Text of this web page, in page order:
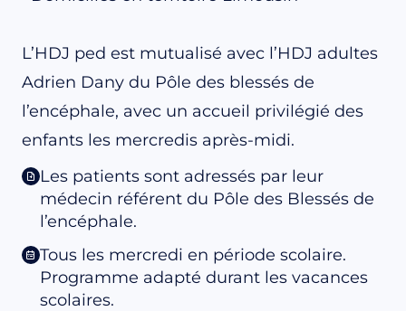
L’HDJ ped est mutualisé avec l’HDJ adultes
Adrien Dany du Pôle des blessés de
l’encéphale, avec un accueil privilégié des
enfants les mercredis après-midi.
Les patients sont adressés par leur
médecin référent du Pôle des Blessés de
l’encéphale.
Tous les mercredi en période scolaire.
Programme adapté durant les vacances
scolaires.